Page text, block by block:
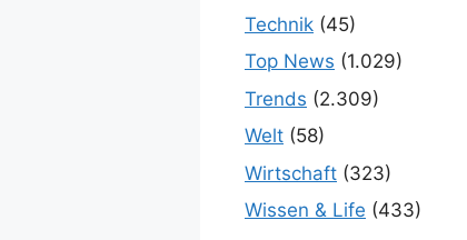
Technik (45)
Top News (1.029)
Trends (2.309)
Welt (58)
Wirtschaft (323)
Wissen & Life (433)